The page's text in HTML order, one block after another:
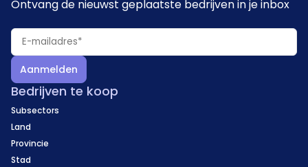
Ontvang de nieuwst geplaatste bedrijven in je inbox
Aanmelden
Bedrijven te koop
Subsectors
Land
Provincie
Stad